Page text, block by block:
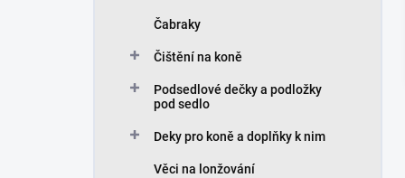
Čabraky
Čištění na koně
Podsedlové dečky a podložky
pod sedlo
Deky pro koně a doplňky k nim
Věci na lonžování